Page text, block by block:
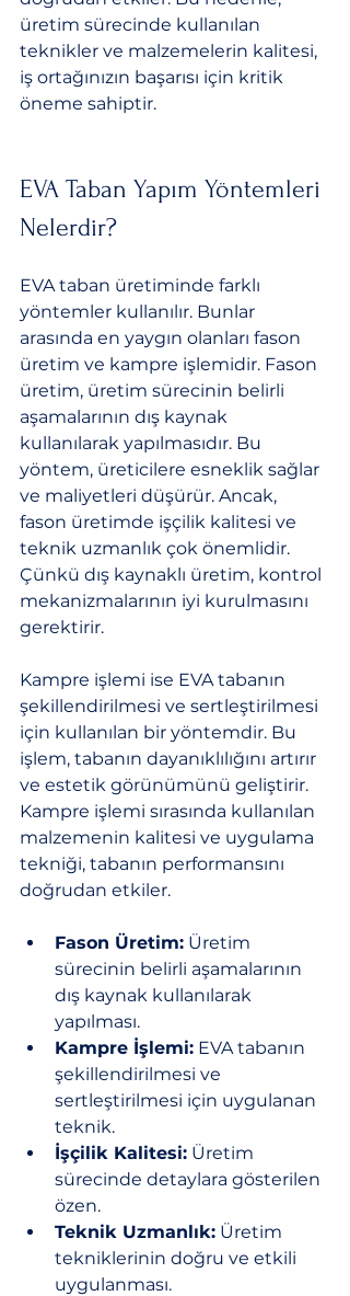
üretim sürecinde kullanılan
teknikler ve malzemelerin kalitesi,
iş ortağınızın başarısı için kritik
öneme sahiptir.
EVA Taban Yapım Yöntemleri
Nelerdir?
EVA taban üretiminde farklı
yöntemler kullanılır. Bunlar
arasında en yaygın olanları fason
üretim ve kampre işlemidir. Fason
üretim, üretim sürecinin belirli
aşamalarının dış kaynak
kullanılarak yapılmasıdır. Bu
yöntem, üreticilere esneklik sağlar
ve maliyetleri düşürür. Ancak,
fason üretimde işçilik kalitesi ve
teknik uzmanlık çok önemlidir.
Çünkü dış kaynaklı üretim, kontrol
mekanizmalarının iyi kurulmasını
gerektirir.
Kampre işlemi ise EVA tabanın
şekillendirilmesi ve sertleştirilmesi
için kullanılan bir yöntemdir. Bu
işlem, tabanın dayanıklılığını artırır
ve estetik görünümünü geliştirir.
Kampre işlemi sırasında kullanılan
malzemenin kalitesi ve uygulama
tekniği, tabanın performansını
doğrudan etkiler.
Fason Üretim: Üretim
sürecinin belirli aşamalarının
dış kaynak kullanılarak
yapılması.
Kampre İşlemi: EVA tabanın
şekillendirilmesi ve
sertleştirilmesi için uygulanan
teknik.
İşçilik Kalitesi: Üretim
sürecinde detaylara gösterilen
özen.
Teknik Uzmanlık: Üretim
tekniklerinin doğru ve etkili
uygulanması.